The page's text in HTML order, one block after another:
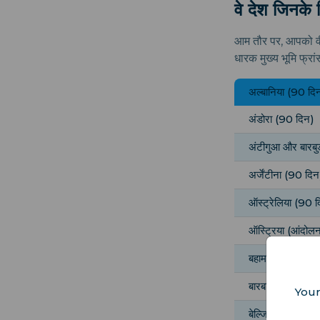
वे देश जिनके
आम तौर पर, आपको
धारक मुख्य भूमि
अल्बानिया (90
अंडोरा (90 दिन)
अंटीगुआ और
अर्जेंटीना (90
ऑस्ट्रेलिया (90
ऑस्ट्रिया
बहामास (3 महीने)
बारबाडोस (3 महीने)
बेल्जियम (आंदोलन